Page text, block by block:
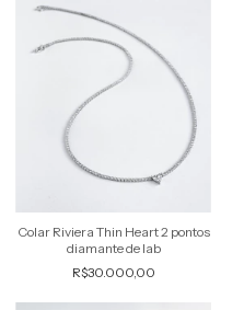
Colar Riviera Thin Heart 2 pontos
diamante de lab
R$30.000,00